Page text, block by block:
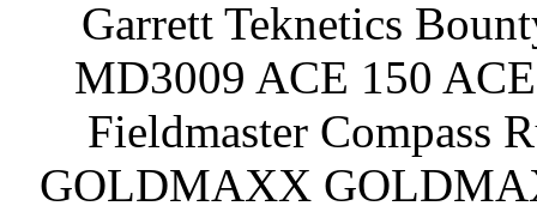
Garrett Teknetics
MD3009 ACE 150
Fieldmaster Compass
GOLDMAXX